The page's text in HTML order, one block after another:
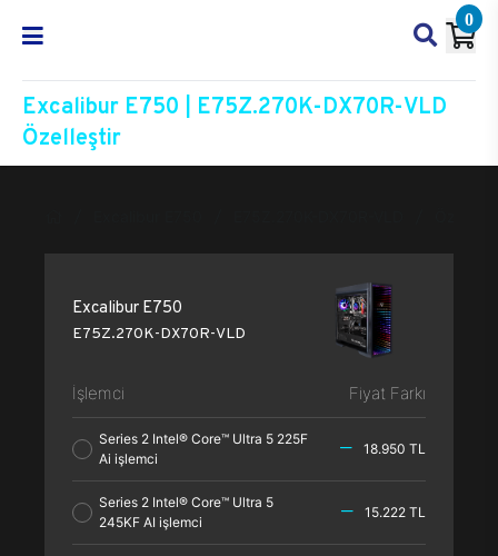
0
Excalibur E750 | E75Z.270K-DX70R-VLD
Özelleştir
Excalibur E750
E75Z.270K-DX70R-VLD
İşlemci Fiyat Farkı
Series 2 Intel® Core™ Ultra 5 225F
Ai işlemci
18.950 TL
Series 2 Intel® Core™ Ultra 5
245KF AI işlemci
15.222 TL